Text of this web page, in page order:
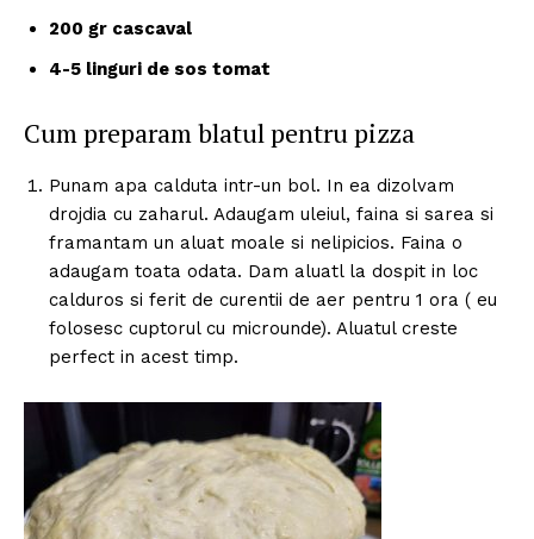
200 gr cascaval
4-5 linguri de sos tomat
Cum preparam blatul pentru pizza
Punam apa calduta intr-un bol. In ea dizolvam
drojdia cu zaharul. Adaugam uleiul, faina si sarea si
framantam un aluat moale si nelipicios. Faina o
adaugam toata odata. Dam aluatl la dospit in loc
calduros si ferit de curentii de aer pentru 1 ora ( eu
folosesc cuptorul cu microunde). Aluatul creste
perfect in acest timp.